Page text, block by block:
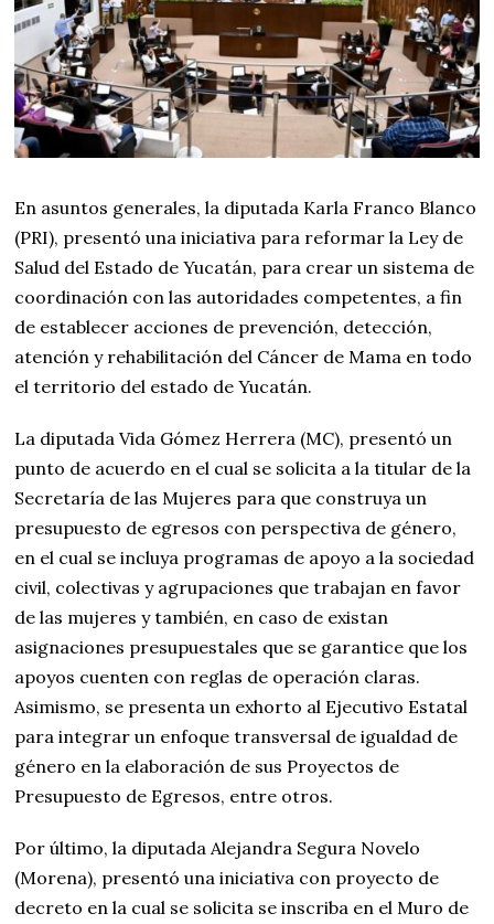
En asuntos generales, la diputada Karla Franco Blanco
(PRI), presentó una iniciativa para reformar la Ley de
Salud del Estado de Yucatán, para crear un sistema de
coordinación con las autoridades competentes, a fin
de establecer acciones de prevención, detección,
atención y rehabilitación del Cáncer de Mama en todo
el territorio del estado de Yucatán.
La diputada Vida Gómez Herrera (MC), presentó un
punto de acuerdo en el cual se solicita a la titular de la
Secretaría de las Mujeres para que construya un
presupuesto de egresos con perspectiva de género,
en el cual se incluya programas de apoyo a la sociedad
civil, colectivas y agrupaciones que trabajan en favor
de las mujeres y también, en caso de existan
asignaciones presupuestales que se garantice que los
apoyos cuenten con reglas de operación claras.
Asimismo, se presenta un exhorto al Ejecutivo Estatal
para integrar un enfoque transversal de igualdad de
género en la elaboración de sus Proyectos de
Presupuesto de Egresos, entre otros.
Por último, la diputada Alejandra Segura Novelo
(Morena), presentó una iniciativa con proyecto de
decreto en la cual se solicita se inscriba en el Muro de